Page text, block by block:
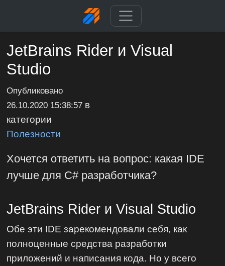
JetBrains Rider и Visual
Studio
Опубликовано
26.10.2020 15:38:57 в
категории
Полезности
Хочется ответить на вопрос: какая IDE
лучше для C# разработчика?
JetBrains Rider и Visual Studio
Обе эти IDE зарекомендовали себя, как
полноценные средства разработки
приложений и написания кода. Но у всего